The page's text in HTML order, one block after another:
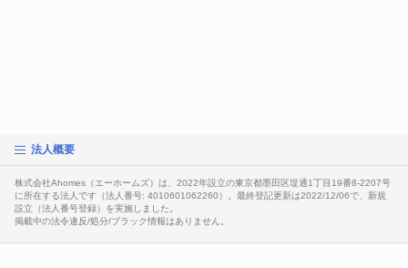
法人概要
株式会社Ahomes（エーホームズ）は、2022年設立の東京都墨田区堤通1丁目19番8-2207号
に所在する法人です（法人番号: 4010601062260）。最終登記更新は2022/12/06で、新規
設立（法人番号登録）を実施しました。
掲載中の法令違反/処分/ブラック情報はありません。